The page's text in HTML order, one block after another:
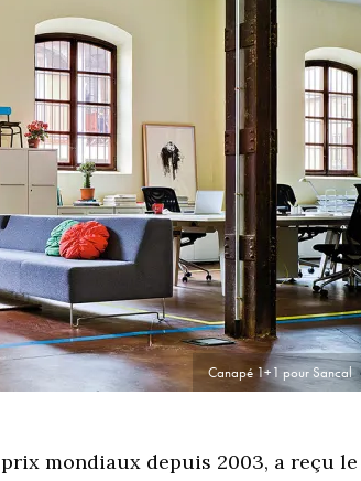
Canapé 1+1 pour Sancal
mondiaux depuis 2003, a reçu le